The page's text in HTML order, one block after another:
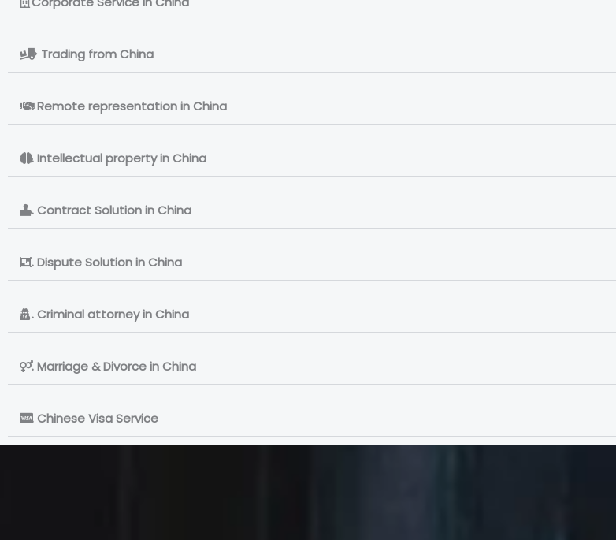
> Trading from China
. Remote representation in China
. Intellectual property in China
. Contract Solution in China
. Dispute Solution in China
. Criminal attorney in China
. Marriage & Divorce in China
. Chinese Visa Service